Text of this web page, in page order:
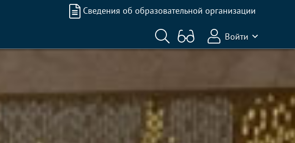
Сведения об образовательной организации
Войти